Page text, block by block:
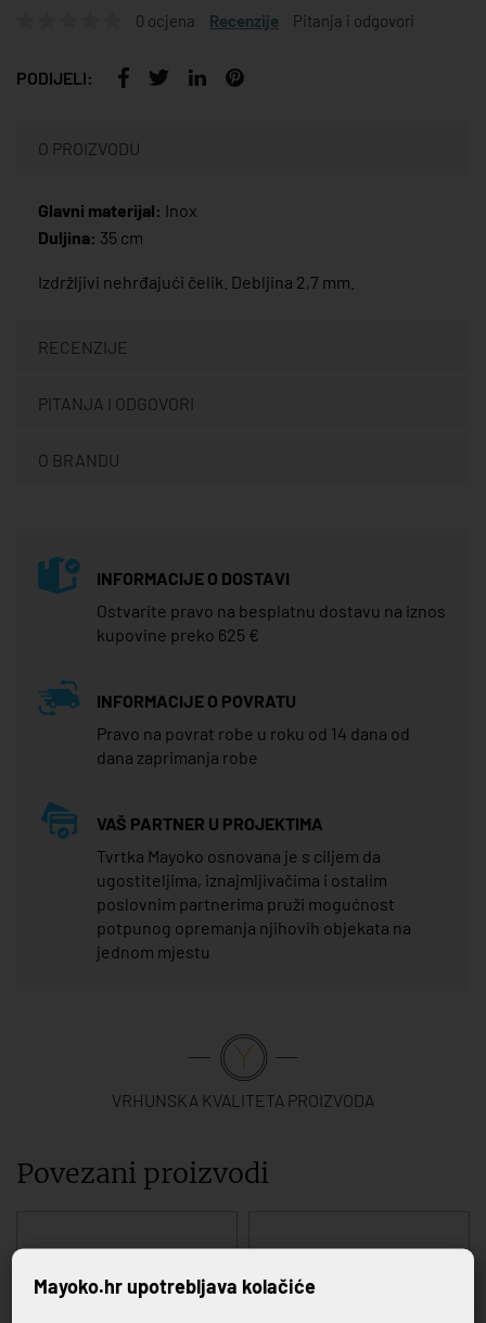
0 ocjena Recenzije Pitanja i odgovori
PODIJELI:
O PROIZVODU
Glavni materijal: Inox
Duljina: 35 cm
Izdržljivi nehrđajući čelik. Debljina 2,7 mm.
RECENZIJE
PITANJA I ODGOVORI
O BRANDU
INFORMACIJE O DOSTAVI
Ostvarite pravo na besplatnu dostavu na iznos
kupovine preko 625 €
INFORMACIJE O POVRATU
Pravo na povrat robe u roku od 14 dana od
dana zaprimanja robe
VAŠ PARTNER U PROJEKTIMA
Tvrtka Mayoko osnovana je s ciljem da
ugostiteljima, iznajmljivačima i ostalim
poslovnim partnerima pruži mogućnost
potpunog opremanja njihovih objekata na
jednom mjestu
VRHUNSKA KVALITETA PROIZVODA
Povezani proizvodi
Mayoko.hr upotrebljava kolačiće